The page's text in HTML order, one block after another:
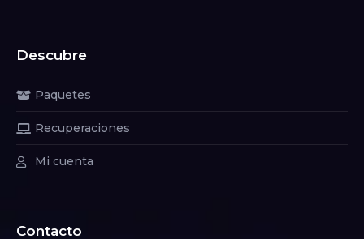
Descubre
Paquetes
Recuperaciones
Mi cuenta
Contacto